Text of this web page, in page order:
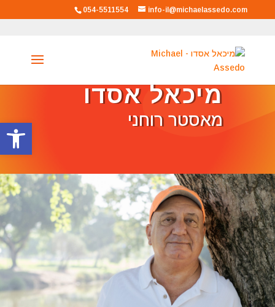
054-5511554 info-il@michaelassedo.com
מיכאל אסדו
מאסטר רוחני פתח